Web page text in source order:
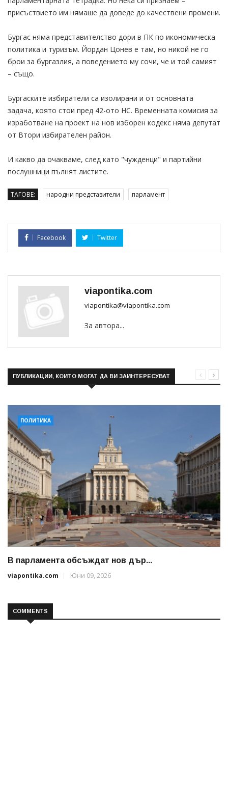
присъствието им нямаше да доведе до качествени промени.
Бургас няма представителство дори в ПК по икономическа
политика и туризъм. Йордан Цонев е там, но никой не го
брои за бургазлия, а поведението му сочи, че и той самият
– също.
Бургаските избиратели са изолирани и от основната
задача, която стои пред 42-ото НС. Временната комисия за
изработване на проект на нов изборен кодекс няма депутат
от Втори избирателен район.
И какво да очакваме, след като "чужденци" и партийни
послушници пълнят листите.
ТАГОВЕ: народни представители парламент
Facebook Twitter
viapontika.com
viapontika@viapontika.com
За автора...
ПУБЛИКАЦИИ, КОИТО МОГАТ ДА ВИ ЗАИНТЕРЕСУВАТ
ПОЛИТИКА
В парламента обсъждат нов дър...
viapontika.com
Юни 09, 2026
COMMENTS